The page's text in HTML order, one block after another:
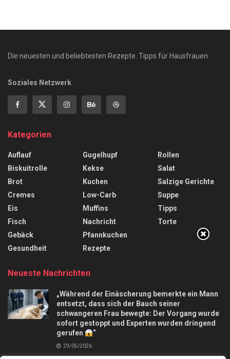
Die neuesten und beliebtesten Rezepte. Tipps für Hausfrauen.
Soziales Netzwerk
Kategorien
Auflauf
Biskuitrolle
Brot
Cremes
Eis
Fisch
Gebäck
Gesundheit
Gugelhupf
Kekse
Kuchen
Low-Carb
Muffins
Nachricht
Pfannkuchen
Rezepte
Rollen
Salat
Salzige Gerichte
Suppe
Tipps
Torte
Neueste Nachrichten
„Während der Einäscherung bemerkte ein Mann
entsetzt, dass sich der Bauch seiner
schwangeren Frau bewegte: Der Vorgang wurde
sofort gestoppt und Experten wurden dringend
gerufen
“
29/05/2026